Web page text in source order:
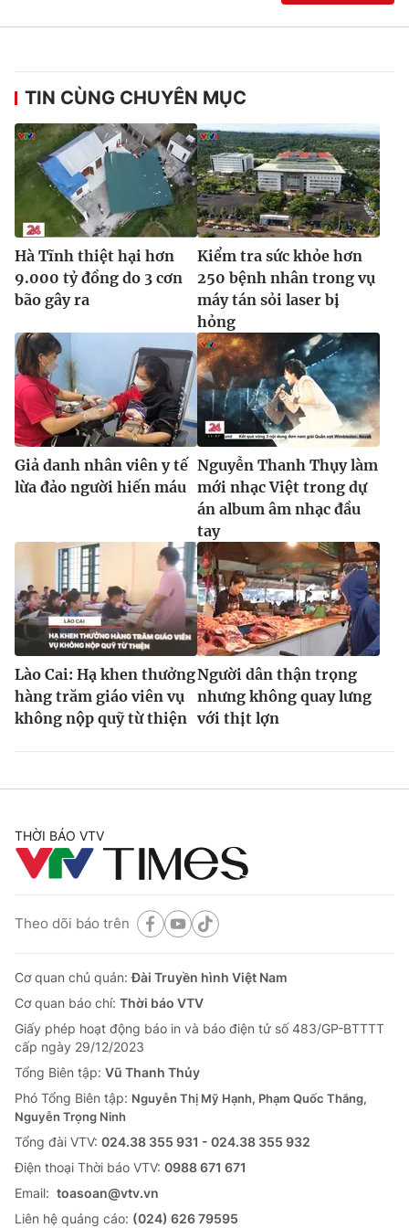
® Cấm sao chép dưới mọi hình thức nếu không có sự chấp
thuận bằng văn bản. Ghi rõ nguồn VTV.vn khi phát hành lại
thông tin từ website này.
TIN CÙNG CHUYÊN MỤC
Hà Tĩnh thiệt hại hơn
9.000 tỷ đồng do 3 cơn
bão gây ra
Kiểm tra sức khỏe hơn
250 bệnh nhân trong vụ
máy tán sỏi laser bị
hỏng
Giả danh nhân viên y tế
lừa đảo người hiến máu
Nguyễn Thanh Thụy làm
mới nhạc Việt trong dự
án album âm nhạc đầu
tay
Lào Cai: Hạ khen thưởng
hàng trăm giáo viên vụ
không nộp quỹ từ thiện
Người dân thận trọng
nhưng không quay lưng
với thịt lợn
THỜI BÁO VTV
Theo dõi báo trên
Cơ quan chủ quản:Đài Truyền hình Việt Nam
Cơ quan báo chí: Thời báo VTV
Giấy phép hoạt động báo in và báo điện tử số 483/GP-BTTTT
cấp ngày 29/12/2023
Tổng Biên tập: Vũ Thanh Thủy
Phó Tổng Biên tập: Nguyễn Thị Mỹ Hạnh, Phạm Quốc Thắng,
Nguyễn Trọng Ninh
Tổng đài VTV: 024.38 355 931 - 024.38 355 932
Ðiện thoại Thời báo VTV: 0988 671 671
Email: toasoan@vtv.vn
Liên hệ quảng cáo: (024) 626 79595